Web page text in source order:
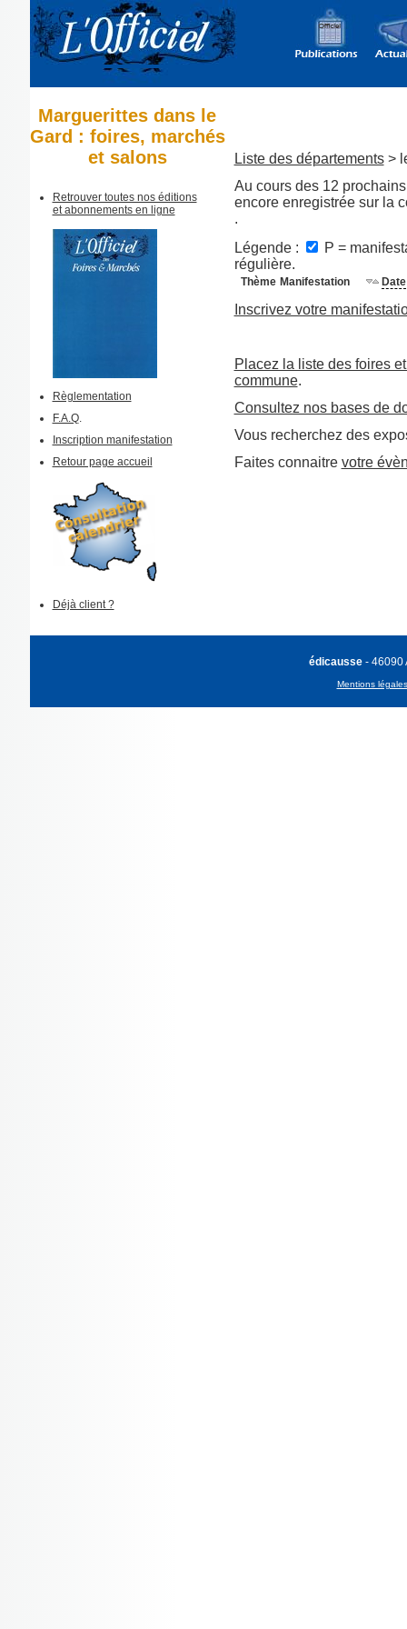
Marguerittes dans le
Gard : foires, marchés
et salons
Retrouver toutes nos éditions
et abonnements en ligne
Règlementation
F.A.Q.
Inscription manifestation
Retour page accueil
Déjà client ?
Liste des départements>
Au cours des 12
encore enregistrée sur la
.
Légende :
P =
régulière.
Thème Manifestation Date
Inscrivez votre
Placez la liste des foires
commune.
Consultez nos bases de
Vous recherchez des
Faites connaitre votre
édicausse - 46090
Mentions légales